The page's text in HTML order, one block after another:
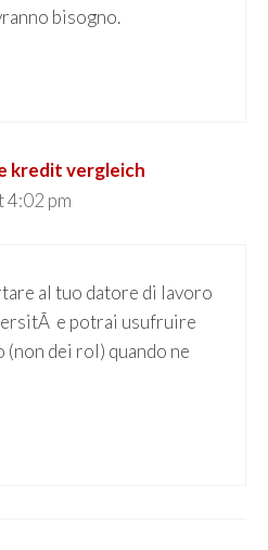
bisogno.
kredit vergleich
4:02 pm
al tuo datore di lavoro
e potrai usufruire
dei rol) quando ne